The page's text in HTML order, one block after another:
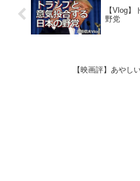
【Vlog
野党
【映画評】あやし